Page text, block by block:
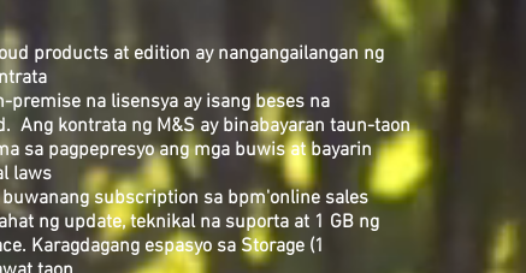
products at edition ay nangangailangan ng
premise na lisensya ay isang beses na
Ang kontrata ng M&S ay binabayaran taun-taon
sa pagpepresyo ang mga buwis at bayarin
laws
buwanang subscription sa bpm'online sales
ng update, teknikal na suporta at 1 GB ng
Karagdagang espasyo sa Storage (1